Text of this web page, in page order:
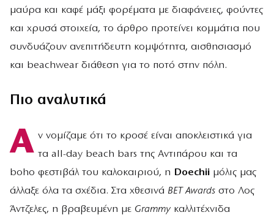
μαύρα και καφέ μάξι φορέματα με διαφάνειες, φούντες
και χρυσά στοιχεία, το άρθρο προτείνει κομμάτια που
συνδυάζουν ανεπιτήδευτη κομψότητα, αισθησιασμό
και beachwear διάθεση για το ποτό στην πόλη.
Πιο αναλυτικά
Α ν νομίζαμε ότι το κροσέ είναι αποκλειστικά για
τα all-day beach bars της Αντιπάρου και τα
boho φεστιβάλ του καλοκαιριού, η Doechii μόλις μας
άλλαξε όλα τα σχέδια. Στα χθεσινά BET Awards στο Λος
Άντζελες, η βραβευμένη με Grammy καλλιτέχνιδα